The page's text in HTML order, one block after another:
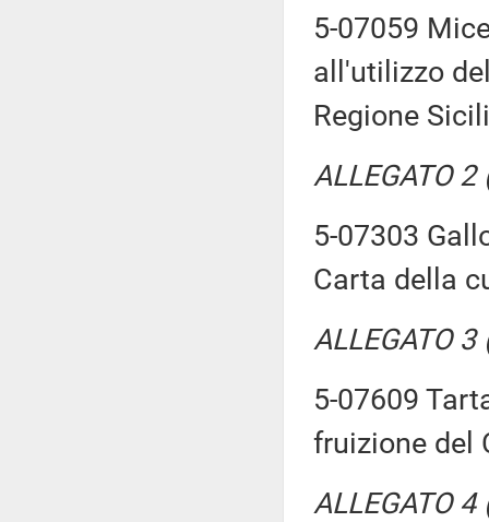
5-07059
all'utilizzo
Regione
ALLEGATO
5-07303
Carta della
ALLEGATO
5-07609
fruizione del
ALLEGATO